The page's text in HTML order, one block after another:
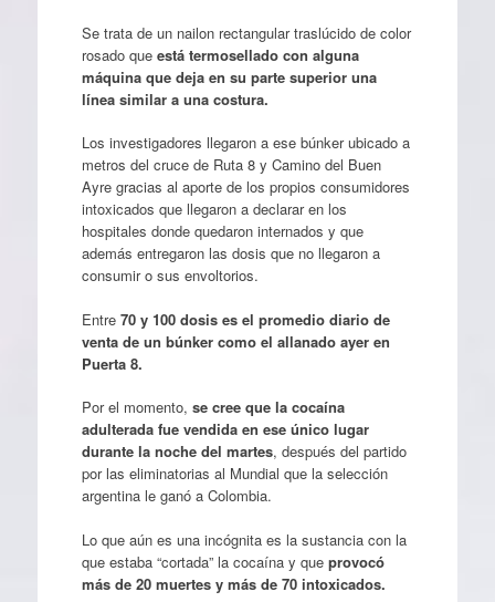
Se trata de un nailon rectangular traslúcido de color
rosado queestá termosellado con alguna
máquina que deja en su parte superior una
línea similar a una costura.
Los investigadores llegaron a ese búnker ubicado a
metros del cruce de Ruta 8 y Camino del Buen
Ayre gracias al aporte de los propios consumidores
intoxicados que llegaron a declarar en los
hospitales donde quedaron internados y que
además entregaron las dosis que no llegaron a
consumir o sus envoltorios.
Entre70 y 100 dosis es el promedio diario de
venta de un búnker como el allanado ayer en
Puerta 8.
Por el momento, se cree que la cocaína
adulterada fue vendida en ese único lugar
durante la noche del martes, después del partido
por las eliminatorias al Mundial que la selección
argentina le ganó a Colombia.
Lo que aún es una incógnita es la sustancia con la
que estaba “cortada” la cocaína y que provocó
más de 20 muertes y más de 70 intoxicados.